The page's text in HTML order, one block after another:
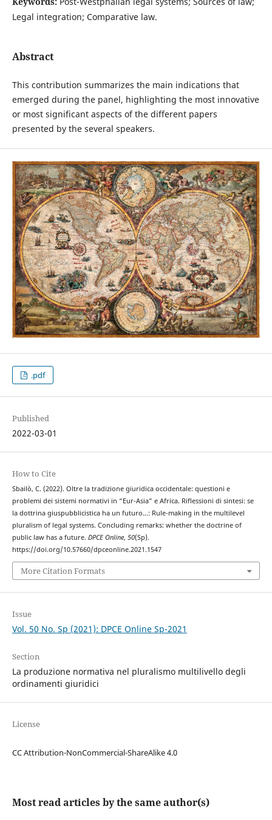
Legal integration; Comparative law.
Abstract
This contribution summarizes the main indications that
emerged during the panel, highlighting the most innovative
or most significant aspects of the different papers
presented by the several speakers.
.pdf
Published
2022-03-01
How to Cite
Sbailò, C. (2022). Oltre la tradizione giuridica occidentale: questioni e
problemi dei sistemi normativi in “Eur-Asia” e Africa. Riflessioni di sintesi: se
la dottrina giuspubblicistica ha un futuro…: Rule-making in the multilevel
pluralism of legal systems. Concluding remarks: whether the doctrine of
public law has a future. DPCE Online, 50(Sp).
https://doi.org/10.57660/dpceonline.2021.1547
More Citation Formats
Issue
Vol. 50 No. Sp (2021): DPCE Online Sp-2021
Section
La produzione normativa nel pluralismo multilivello degli
ordinamenti giuridici
License
CC Attribution-NonCommercial-ShareAlike 4.0
Most read articles by the same author(s)